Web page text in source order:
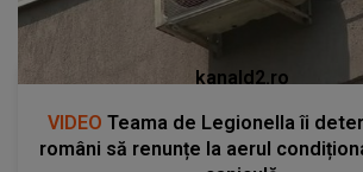
kanald2.ro
VIDEO Teama de Legionella îi
români să renunțe la aerul